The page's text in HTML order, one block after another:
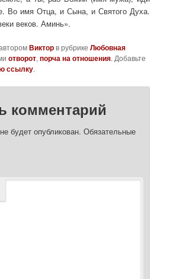
Во имя Отца, и Сына, и Святого Духа.
веков. Аминь».
Викторв рубрикеЛюбовная
отворот,порча на отношения. Добавьте
ссылку.
комментарий
будет опубликован. Обязательные